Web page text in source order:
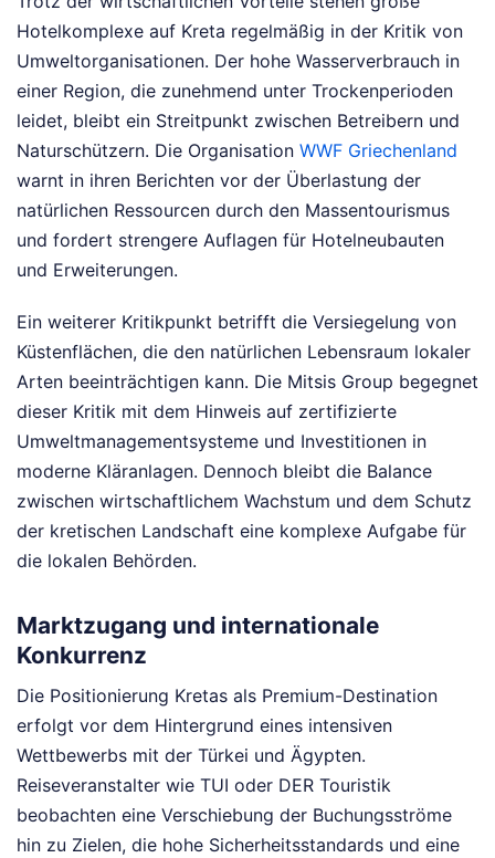
Hotelkomplexe auf Kreta regelmäßig in der Kritik von
Umweltorganisationen. Der hohe Wasserverbrauch in
einer Region, die zunehmend unter Trockenperioden
leidet, bleibt ein Streitpunkt zwischen Betreibern und
Naturschützern. Die Organisation WWF Griechenland
warnt in ihren Berichten vor der Überlastung der
natürlichen Ressourcen durch den Massentourismus
und fordert strengere Auflagen für Hotelneubauten
und Erweiterungen.
Ein weiterer Kritikpunkt betrifft die Versiegelung von
Küstenflächen, die den natürlichen Lebensraum lokaler
Arten beeinträchtigen kann. Die Mitsis Group begegnet
dieser Kritik mit dem Hinweis auf zertifizierte
Umweltmanagementsysteme und Investitionen in
moderne Kläranlagen. Dennoch bleibt die Balance
zwischen wirtschaftlichem Wachstum und dem Schutz
der kretischen Landschaft eine komplexe Aufgabe für
die lokalen Behörden.
Marktzugang und internationale
Konkurrenz
Die Positionierung Kretas als Premium-Destination
erfolgt vor dem Hintergrund eines intensiven
Wettbewerbs mit der Türkei und Ägypten.
Reiseveranstalter wie TUI oder DER Touristik
beobachten eine Verschiebung der Buchungsströme
hin zu Zielen, die hohe Sicherheitsstandards und eine